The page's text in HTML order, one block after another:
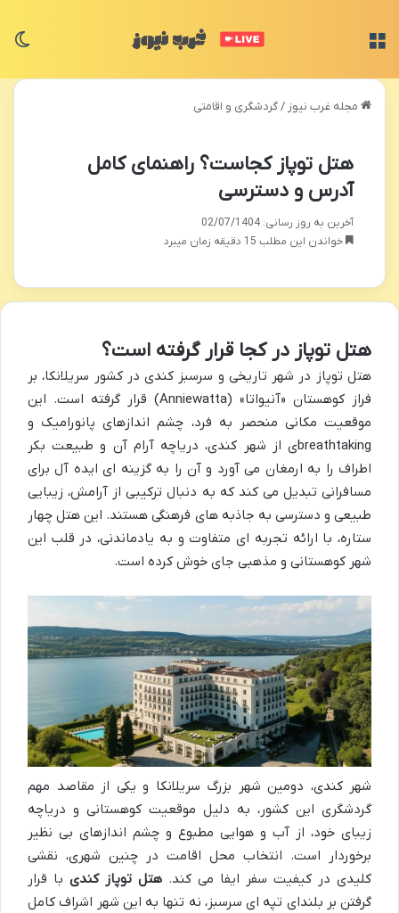
مجله غرب نیوز /گردشگری و اقامتی
هتل توپاز کجاست؟ راهنمای کامل
آدرس و دسترسی
آخرین به روز رسانی: 02/07/1404
خواندن این مطلب 15 دقیقه زمان میبرد
هتل توپاز در کجا قرار گرفته است؟
هتل توپاز در شهر تاریخی و سرسبز کندی در کشور سریلانکا، بر
فراز کوهستان «آنیواتا» (Anniewatta) قرار گرفته است. این
موقعیت مکانی منحصر به فرد، چشم اندازهای پانورامیک و
breathtakingی از شهر کندی، دریاچه آرام آن و طبیعت بکر
اطراف را به ارمغان می آورد و آن را به گزینه ای ایده آل برای
مسافرانی تبدیل می کند که به دنبال ترکیبی از آرامش، زیبایی
طبیعی و دسترسی به جاذبه های فرهنگی هستند. این هتل چهار
ستاره، با ارائه تجربه ای متفاوت و به یادماندنی، در قلب این
شهر کوهستانی و مذهبی جای خوش کرده است.
شهر کندی، دومین شهر بزرگ سریلانکا و یکی از مقاصد مهم
گردشگری این کشور، به دلیل موقعیت کوهستانی و دریاچه
زیبای خود، از آب و هوایی مطبوع و چشم اندازهای بی نظیر
برخوردار است. انتخاب محل اقامت در چنین شهری، نقشی
کلیدی در کیفیت سفر ایفا می کند. هتل توپاز کندی با قرار
گرفتن بر بلندای تپه ای سرسبز، نه تنها به این شهر اشراف کامل